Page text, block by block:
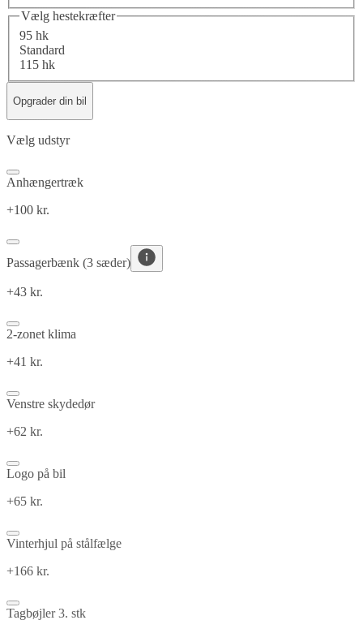
Vælg hestekræfter
95 hk
Standard
115 hk
Opgrader din bil
Vælg udstyr
Anhængertræk
+100 kr.
Passagerbænk (3 sæder)
+43 kr.
2-zonet klima
+41 kr.
Venstre skydedør
+62 kr.
Logo på bil
+65 kr.
Vinterhjul på stålfælge
+166 kr.
Tagbøjler 3. stk